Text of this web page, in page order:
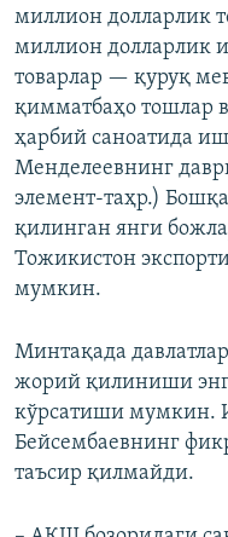
миллион долларлик
миллион долларлик
товарлар — қуруқ
қимматбаҳо
ҳарбий саноатида
Менделеевнинг
элемент-таҳр.)
қилинган янги
Тожикистон
мумкин.
Минтақада
жорий қилиниши энг
кўрсатиши мумкин.
Бейсембаевнинг
таъсир қилмайди.